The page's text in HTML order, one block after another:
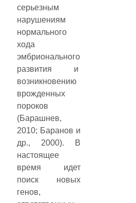
серьезным
нарушениям
нормального
хода
эмбрионального
развития и
возникновению
врожденных
пороков
(Барашнев,
2010; Баранов и
др., 2000). В
настоящее
время идет
поиск новых
генов,